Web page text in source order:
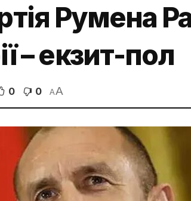
Румена
– екзит-пол
0 0 AA